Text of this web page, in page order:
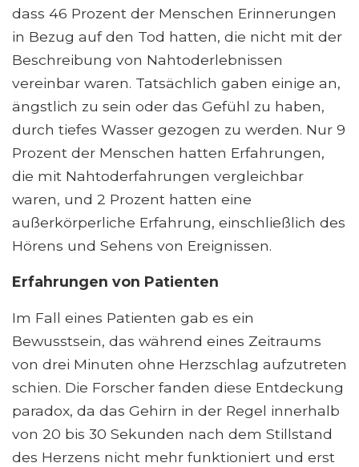
dass 46 Prozent der Menschen Erinnerungen
in Bezug auf den Tod hatten, die nicht mit der
Beschreibung von Nahtoderlebnissen
vereinbar waren. Tatsächlich gaben einige an,
ängstlich zu sein oder das Gefühl zu haben,
durch tiefes Wasser gezogen zu werden. Nur 9
Prozent der Menschen hatten Erfahrungen,
die mit Nahtoderfahrungen vergleichbar
waren, und 2 Prozent hatten eine
außerkörperliche Erfahrung, einschließlich des
Hörens und Sehens von Ereignissen.
Erfahrungen von Patienten
Im Fall eines Patienten gab es ein
Bewusstsein, das während eines Zeitraums
von drei Minuten ohne Herzschlag aufzutreten
schien. Die Forscher fanden diese Entdeckung
paradox, da das Gehirn in der Regel innerhalb
von 20 bis 30 Sekunden nach dem Stillstand
des Herzens nicht mehr funktioniert und erst